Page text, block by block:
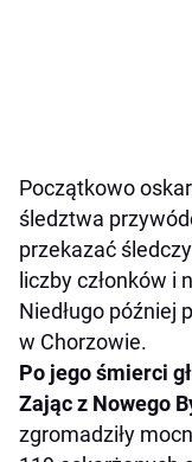
Początkowo
śledztwa
przekazać
liczby członków i
Niedługo później
w Chorzowie.
Po jego śmierci
Zając z Nowego
zgromadziły